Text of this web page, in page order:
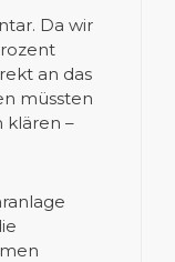
Da wir
an das
müssten
klären –